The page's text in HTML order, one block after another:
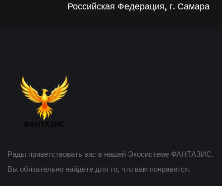
Российская Федерация, г. Самара
Рады приветствовать вас в нашей Экосистеме ФАНТАЗИС.
Вы обязательно найдете для то, что вам понравится.